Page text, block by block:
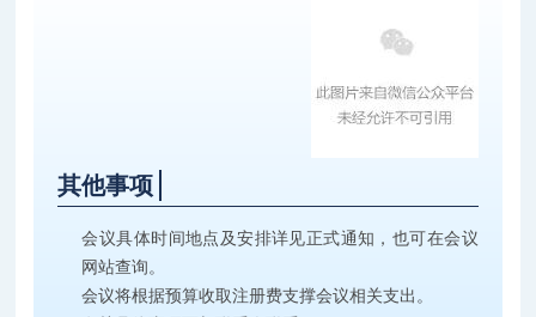
其他事项
会议具体时间地点及安排详见正式通知，也可在会议
网站查询。
会议将根据预算收取注册费支撑会议相关支出。